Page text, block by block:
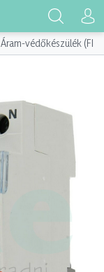
Áram-védőkészülék (FI)